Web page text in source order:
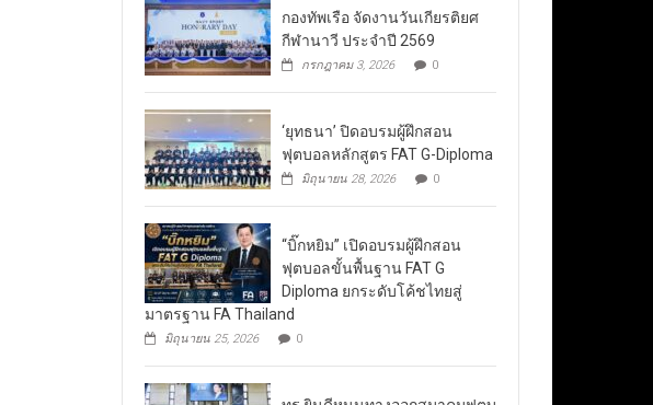
กองทัพเรือ จัดงานวันเกียรติยศ
กีฬานาวี ประจำปี 2569
กรกฎาคม 3, 2026 0
‘ยุทธนา’ ปิดอบรมผู้ฝึกสอน
ฟุตบอลหลักสูตร FAT G-Diploma
มิถุนายน 28, 2026 0
“บิ๊กหยิม” เปิดอบรมผู้ฝึกสอน
ฟุตบอลขั้นพื้นฐาน FAT G
Diploma ยกระดับโค้ชไทยสู่
มาตรฐาน FA Thailand
มิถุนายน 25, 2026 0